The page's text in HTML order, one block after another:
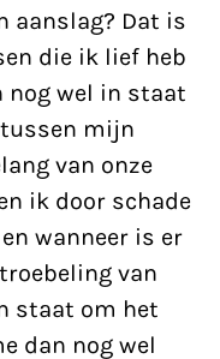
aanslag? Dat is
die ik lief heb
nog wel in staat
mijn
van onze
ik door schade
wanneer is er
van
staat om het
dan nog wel